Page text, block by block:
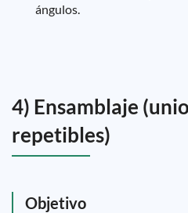
ángulos.
4) Ensamblaje
repetibles)
Objetivo